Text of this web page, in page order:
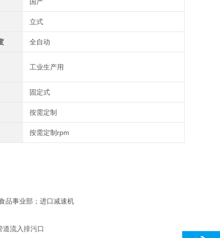
立式
全自动
工业生产用
固定式
按需定制
按需定制rpm
品事业部；进口减速机
流入排污口